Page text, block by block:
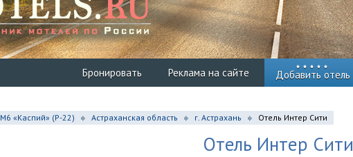
Бронировать Реклама на сайте Добавить отель
М6 «Каспий» (Р-22) Астраханская область г. Астрахань Отель Интер Сити
Отель Интер Сити